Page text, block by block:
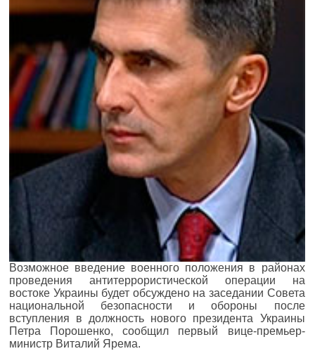
Возможное введение военного положения в районах
проведения антитеррористической операции на
востоке Украины будет обсуждено на заседании Совета
национальной безопасности и обороны после
вступления в должность нового президента Украины
Петра Порошенко, сообщил первый вице-премьер-
министр Виталий Ярема.